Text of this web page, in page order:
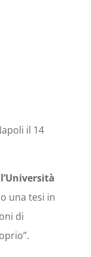
il 14
l’Università
una tesi in
di